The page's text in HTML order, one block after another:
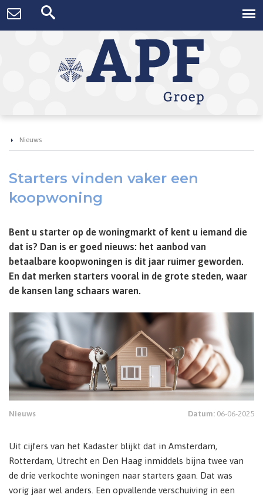
Nieuws
Starters vinden vaker een
koopwoning
Bent u starter op de woningmarkt of kent u iemand die
dat is? Dan is er goed nieuws: het aanbod van
betaalbare koopwoningen is dit jaar ruimer geworden.
En dat merken starters vooral in de grote steden, waar
de kansen lang schaars waren.
Nieuws Datum: 06-06-2025
Uit cijfers van het Kadaster blijkt dat in Amsterdam,
Rotterdam, Utrecht en Den Haag inmiddels bijna twee van
de drie verkochte woningen naar starters gaan. Dat was
vorig jaar wel anders. Een opvallende verschuiving in een